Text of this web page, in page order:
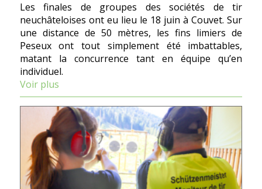
Les finales de groupes des sociétés de tir
neuchâteloises ont eu lieu le 18 juin à Couvet. Sur
une distance de 50 mètres, les fins limiers de
Peseux ont tout simplement été imbattables,
matant la concurrence tant en équipe qu’en
individuel.
Voir plus